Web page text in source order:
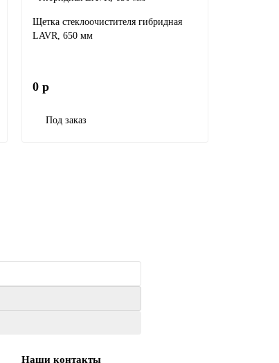
Щетка стеклоочистителя гибридная
LAVR, 650 мм
0 р
Под заказ
Наши контакты